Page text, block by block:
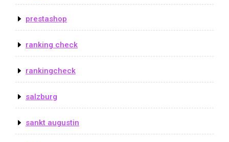
prestashop
ranking check
rankingcheck
salzburg
sankt augustin